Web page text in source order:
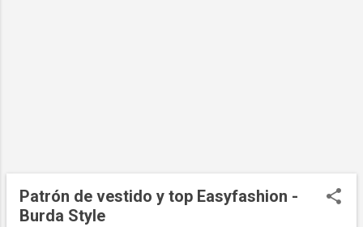
Patrón de vestido y top Easyfashion -
Burda Style